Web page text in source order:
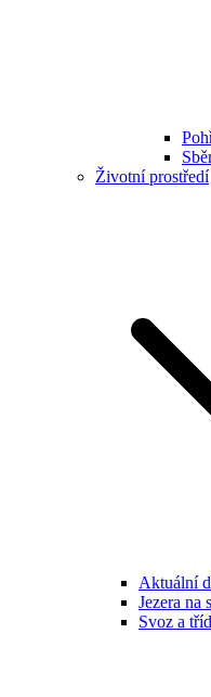
Životní prostředí
Aktuální
Jezera
Svoz a